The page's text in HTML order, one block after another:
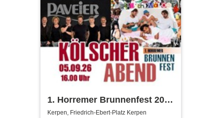
1. Horremer Brunnenfest 2026
- Klüngelköpp, Druckluft,
Kerpen, Friedrich-Ebert-Platz Kerpen